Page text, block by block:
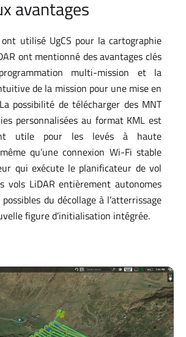
avantages
utilisé UgCS pour la cartographie
ont mentionné des avantages clés
multi-mission et la
de la mission pour une mise en
possibilité de télécharger des MNT
personnalisées au format KML est
utile pour les levés à haute
qu’une connexion Wi-Fi stable
qui exécute le planificateur de vol
vols LiDAR entièrement autonomes
du décollage à l’atterrissage
figure d’initialisation intégrée.